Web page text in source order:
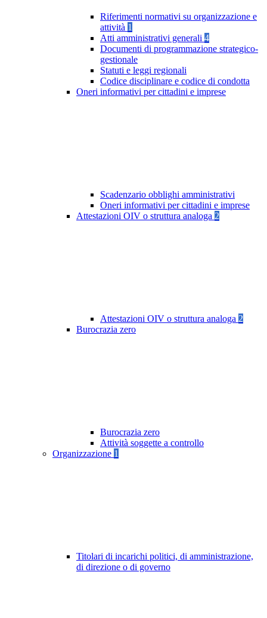
Riferimenti normativi su organizzazione e
attività 1
Atti amministrativi generali 4
Documenti di programmazione strategico-
gestionale
Statuti e leggi regionali
Codice disciplinare e codice di condotta
Oneri informativi per cittadini e imprese
Scadenzario obblighi amministrativi
Oneri informativi per cittadini e imprese
Attestazioni OIV o struttura analoga 2
Attestazioni OIV o struttura analoga 2
Burocrazia zero
Burocrazia zero
Attività soggette a controllo
Organizzazione 1
Titolari di incarichi politici, di amministrazione,
di direzione o di governo